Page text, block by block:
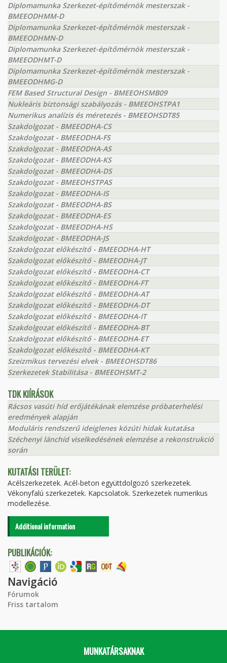
Diplomamunka Szerkezet-építőmérnök mesterszak -
BMEEODHMM-D
Diplomamunka Szerkezet-építőmérnök mesterszak -
BMEEODHMN-D
Diplomamunka Szerkezet-építőmérnök mesterszak -
BMEEODHMT-D
Diplomamunka Szerkezet-építőmérnök mesterszak -
BMEEODHMG-D
FEM Based Structural Design - BMEEOHSMB09
Nukleáris biztonsági szabályozás - BMEEOHSTPA1
Numerikus analízis és méretezés - BMEEOHSDT85
Szakdolgozat - BMEEODHA-CS
Szakdolgozat - BMEEODHA-FS
Szakdolgozat - BMEEODHA-AS
Szakdolgozat - BMEEODHA-KS
Szakdolgozat - BMEEODHA-DS
Szakdolgozat - BMEEOHSTPAS
Szakdolgozat - BMEEODHA-IS
Szakdolgozat - BMEEODHA-BS
Szakdolgozat - BMEEODHA-ES
Szakdolgozat - BMEEODHA-HS
Szakdolgozat - BMEEODHA-JS
Szakdolgozat előkészítő - BMEEODHA-HT
Szakdolgozat előkészítő - BMEEODHA-JT
Szakdolgozat előkészítő - BMEEODHA-CT
Szakdolgozat előkészítő - BMEEODHA-FT
Szakdolgozat előkészítő - BMEEODHA-AT
Szakdolgozat előkészítő - BMEEODHA-DT
Szakdolgozat előkészítő - BMEEODHA-IT
Szakdolgozat előkészítő - BMEEODHA-BT
Szakdolgozat előkészítő - BMEEODHA-ET
Szakdolgozat előkészítő - BMEEODHA-KT
Szeizmikus tervezési elvek - BMEEOHSDT86
Szerkezetek Stabilitása - BMEEOHSMT-2
TDK KIÍRÁSOK
Rácsos vasúti híd erőjátékának elemzése próbaterhelési
eredmények alapján
Moduláris rendszerű ideiglenes közúti hidak kutatása
Széchenyi lánchíd viselkedésének elemzése a rekonstrukció
során
KUTATÁSI TERÜLET:
Acélszerkezetek. Acél-beton együttdolgozó szerkezetek.
Vékonyfalú szerkezetek. Kapcsolatok. Szerkezetek numerikus
modellezése.
Additional information
PUBLIKÁCIÓK:
Navigáció
Fórumok
Friss tartalom
MUNKATÁRSAKNAK